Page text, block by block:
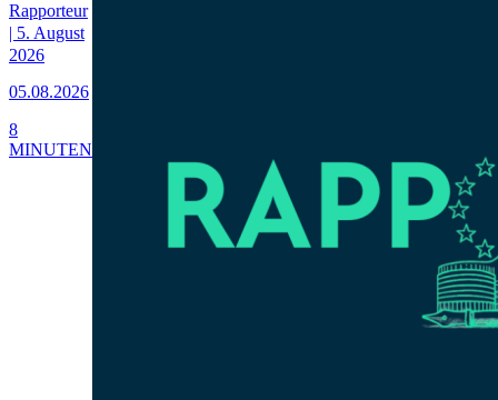
Rapporteur
| 5. August
2026
05.08.2026
8
MINUTEN